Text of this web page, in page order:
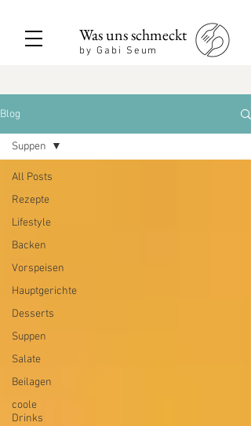
Was uns schmeckt
by Gabi Seum
Blog
All Posts
Rezepte
Lifestyle
Backen
Vorspeisen
Hauptgerichte
Desserts
Suppen
Salate
Beilagen
coole
Drinks
Suppen